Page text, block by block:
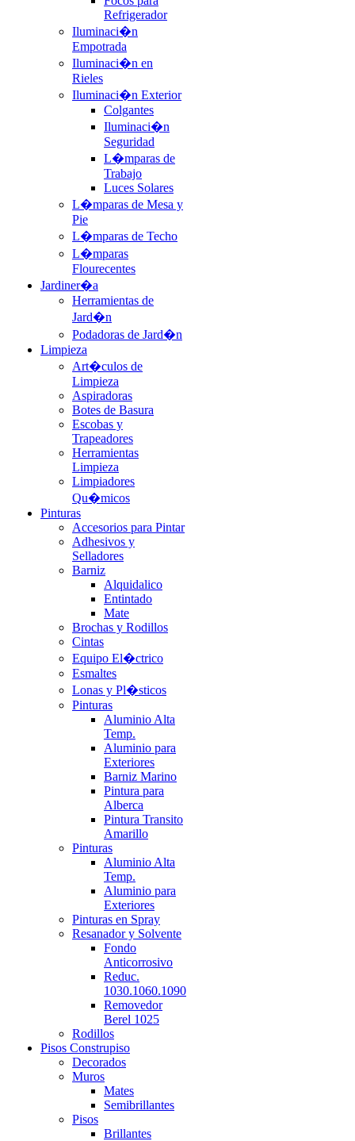
Refrigerador
Iluminaci�n
Empotrada
Iluminaci�n en
Rieles
Iluminaci�n Exterior
Colgantes
Iluminaci�n
Seguridad
L�mparas de
Trabajo
Luces Solares
L�mparas de Mesa y
Pie
L�mparas de Techo
L�mparas
Flourecentes
Jardiner�a
Herramientas de
Jard�n
Podadoras de Jard�n
Limpieza
Art�culos de
Limpieza
Aspiradoras
Botes de Basura
Escobas y
Trapeadores
Herramientas
Limpieza
Limpiadores
Qu�micos
Pinturas
Accesorios para Pintar
Adhesivos y
Selladores
Barniz
Alquidalico
Entintado
Mate
Brochas y Rodillos
Cintas
Equipo El�ctrico
Esmaltes
Lonas y Pl�sticos
Pinturas
Aluminio Alta
Temp.
Aluminio para
Exteriores
Barniz Marino
Pintura para
Alberca
Pintura Transito
Amarillo
Pinturas
Aluminio Alta
Temp.
Aluminio para
Exteriores
Pinturas en Spray
Resanador y Solvente
Fondo
Anticorrosivo
Reduc.
1030.1060.1090
Removedor
Berel 1025
Rodillos
Pisos Construpiso
Decorados
Muros
Mates
Semibrillantes
Pisos
Brillantes